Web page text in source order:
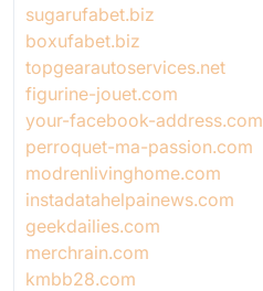
sugarufabet.biz
boxufabet.biz
topgearautoservices.net
figurine-jouet.com
your-facebook-address.com
perroquet-ma-passion.com
modrenlivinghome.com
instadatahelpainews.com
geekdailies.com
merchrain.com
kmbb28.com